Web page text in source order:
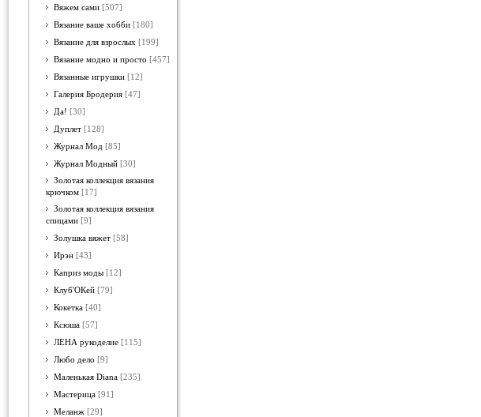
Вяжем сами [507]
Вязание ваше хобби [180]
Вязание для взрослых [199]
Вязание модно и просто [457]
Вязанные игрушки [12]
Галерия Бродерия [47]
Да! [30]
Дуплет [128]
Журнал Мод [85]
Журнал Модный [30]
Золотая коллекция вязания
крючком [17]
Золотая коллекция вязания
спицами [9]
Золушка вяжет [58]
Ирэн [43]
Каприз моды [12]
Клуб'ОКей [79]
Кокетка [40]
Ксюша [57]
ЛЕНА рукоделие [115]
Любо дело [9]
Маленькая Diana [235]
Мастерица [91]
Меланж [29]